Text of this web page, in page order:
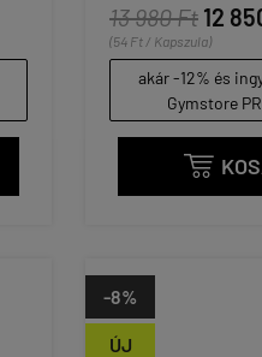
13 980 Ft 12
(54 Ft / Kapszula)
akár -12% és
Gymstore

ÚJ
-8%